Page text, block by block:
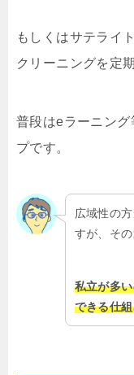
もしくはサテライ
クリーニングを定
普段はeラーニン
プです。
広域性の
すが、その
私立が多
できる仕